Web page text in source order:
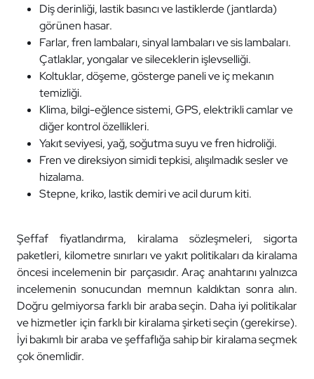
Diş derinliği, lastik basıncı ve lastiklerde (jantlarda)
görünen hasar.
Farlar, fren lambaları, sinyal lambaları ve sis lambaları.
Çatlaklar, yongalar ve sileceklerin işlevselliği.
Koltuklar, döşeme, gösterge paneli ve iç mekanın
temizliği.
Klima, bilgi-eğlence sistemi, GPS, elektrikli camlar ve
diğer kontrol özellikleri.
Yakıt seviyesi, yağ, soğutma suyu ve fren hidroliği.
Fren ve direksiyon simidi tepkisi, alışılmadık sesler ve
hizalama.
Stepne, kriko, lastik demiri ve acil durum kiti.
Şeffaf fiyatlandırma, kiralama sözleşmeleri, sigorta
paketleri, kilometre sınırları ve yakıt politikaları da kiralama
öncesi incelemenin bir parçasıdır. Araç anahtarını yalnızca
incelemenin sonucundan memnun kaldıktan sonra alın.
Doğru gelmiyorsa farklı bir araba seçin. Daha iyi politikalar
ve hizmetler için farklı bir kiralama şirketi seçin (gerekirse).
İyi bakımlı bir araba ve şeffaflığa sahip bir kiralama seçmek
çok önemlidir.